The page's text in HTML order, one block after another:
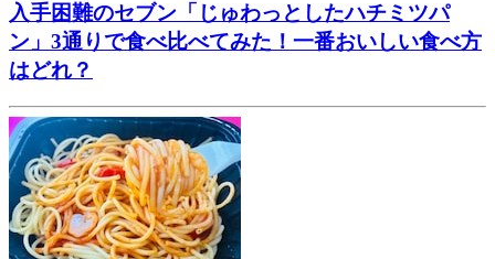
入手困難のセブン「じゅわっとしたハチミツパ
ン」3通りで食べ比べてみた！一番おいしい食べ方
はどれ？